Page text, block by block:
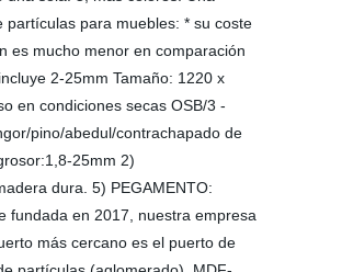
para muebles: * su coste
es mucho menor en comparación
2-25mm Tamaño: 1220 x
en condiciones secas OSB/3 -
pino/abedul/contrachapado de
25mm 2)
dura. 5) PEGAMENTO:
fundada en 2017, nuestra empresa
más cercano es el puerto de